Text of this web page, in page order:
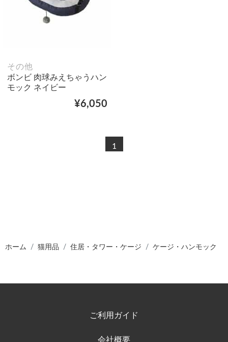
その他
ボンビ 肉球みえちゃうハン
モック ネイビー
¥6,050
1
ホーム 猫用品 住居・タワー・ケージ ケージ・ハンモック
ご利用ガイド
会社概要